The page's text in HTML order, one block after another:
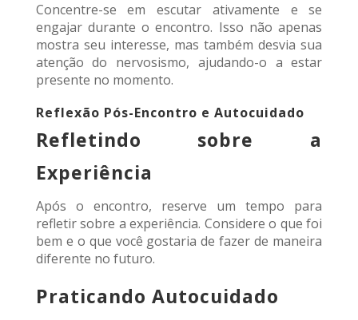
Concentre-se em escutar ativamente e se
engajar durante o encontro. Isso não apenas
mostra seu interesse, mas também desvia sua
atenção do nervosismo, ajudando-o a estar
presente no momento.
Reflexão Pós-Encontro e Autocuidado
Refletindo sobre a
Experiência
Após o encontro, reserve um tempo para
refletir sobre a experiência. Considere o que foi
bem e o que você gostaria de fazer de maneira
diferente no futuro.
Praticando Autocuidado